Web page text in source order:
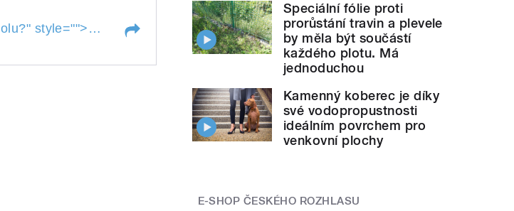
" style=""> Jakým nátěrem ošetřit nově postavenou pergolu?" style="">
Speciální fólie proti
prorůstání travin a plevele
by měla být součástí
každého plotu. Má
jednoduchou
Kamenný koberec je díky
své vodopropustnosti
ideálním povrchem pro
venkovní plochy
E-SHOP ČESKÉHO ROZHLASU